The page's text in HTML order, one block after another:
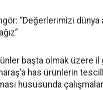
“Değerlerimizi dünya
başta olmak üzere il
has ürünlerin
hususunda